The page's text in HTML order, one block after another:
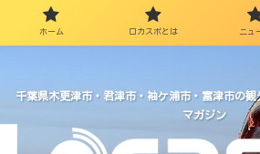
千葉県木更津市・君津市・袖ケ浦市・富津市の観
マガジン
ホーム ロカスポとは ニュ